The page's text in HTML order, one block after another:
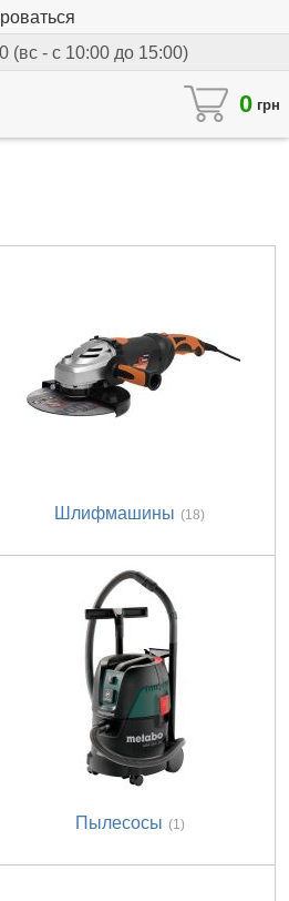
(вс - с 10:00 до 15:00)
0 грн
Шлифмашины (18)
Пылесосы (1)